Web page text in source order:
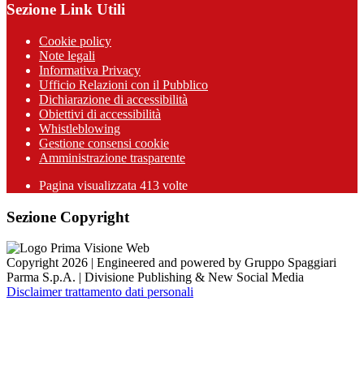
Sezione Link Utili
Cookie policy
Note legali
Informativa Privacy
Ufficio Relazioni con il Pubblico
Dichiarazione di accessibilità
Obiettivi di accessibilità
Whistleblowing
Gestione consensi cookie
Amministrazione trasparente
Pagina visualizzata 413 volte
Sezione Copyright
Copyright 2026 | Engineered and powered by Gruppo Spaggiari
Parma S.p.A. | Divisione Publishing & New Social Media
Disclaimer trattamento dati personali